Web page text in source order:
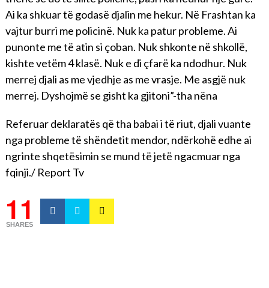
Ai ka shkuar të godasë djalin me hekur. Në Frashtan ka
vajtur burri me policinë. Nuk ka patur probleme. Ai
punonte me të atin si çoban. Nuk shkonte në shkollë,
kishte vetëm 4 klasë. Nuk e di çfarë ka ndodhur. Nuk
merrej djali as me vjedhje as me vrasje. Me asgjë nuk
merrej. Dyshojmë se gisht ka gjitoni”-tha nëna
Referuar deklaratës që tha babai i të riut, djali vuante
nga probleme të shëndetit mendor, ndërkohë edhe ai
ngrinte shqetësimin se mund të jetë ngacmuar nga
fqinji./ Report Tv
11
SHARES